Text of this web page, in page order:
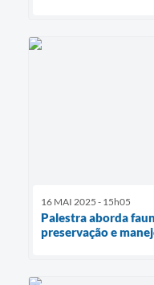
16 MAI 2025 - 15h05
Palestra aborda
preservação e